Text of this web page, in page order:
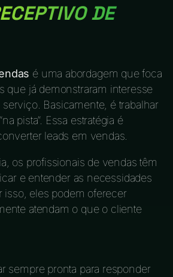
DE
é uma abordagem que foca
que já demonstraram interesse
Basicamente, é trabalhar
pista”. Essa estratégia é
leads em vendas.
os profissionais de vendas têm
e entender as necessidades
isso, eles podem oferecer
atendam o que o cliente
sempre pronta para responder